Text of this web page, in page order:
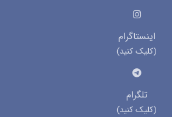
اینستاگرام
(کلیک کنید)
تلگرام
(کلیک کنید)